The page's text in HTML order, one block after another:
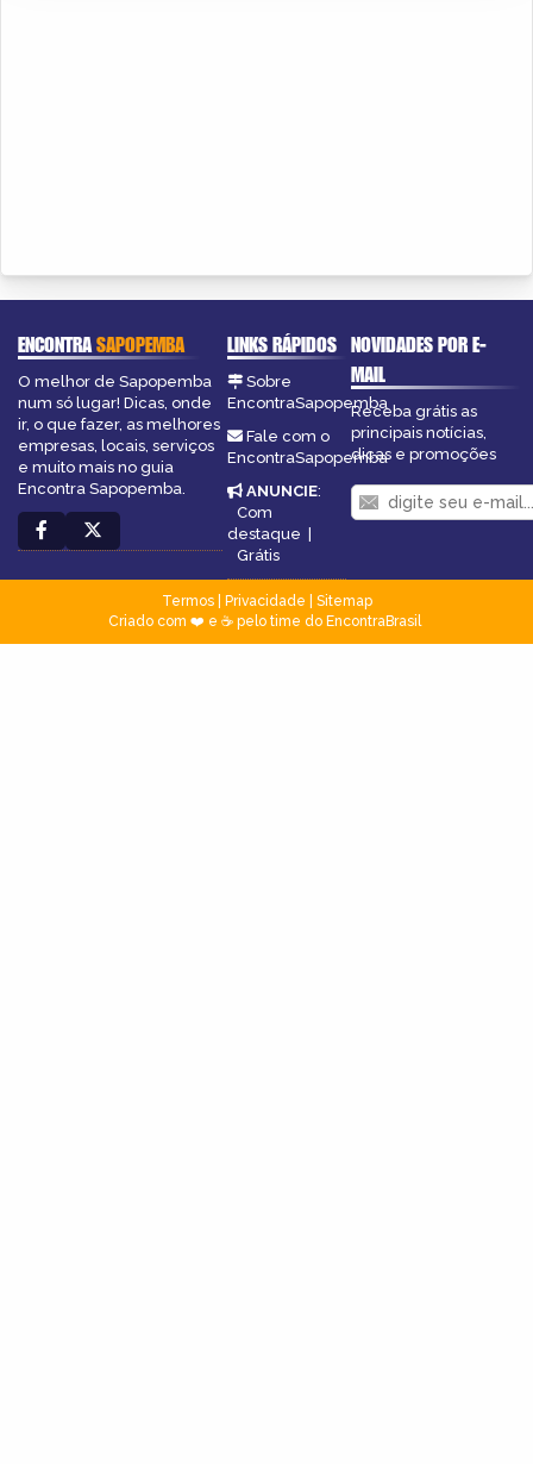
ENCONTRASAPOPEMBA
O melhor de Sapopemba
num só lugar! Dicas, onde
ir, o que fazer, as melhores
empresas, locais, serviços
e muito mais no guia
Encontra Sapopemba.
LINKS RÁPIDOS
Sobre
EncontraSapopemba
Fale com o
EncontraSapopemba
ANUNCIE:
Com
destaque |
Grátis
NOVIDADES POR E-
MAIL
Receba grátis as
principais notícias,
dicas e promoções
Termos| Privacidade
Sitemap
Criado com ❤️ e ☕ pelo time do EncontraBrasil